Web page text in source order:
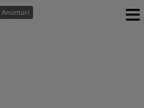
Anunturi ≡